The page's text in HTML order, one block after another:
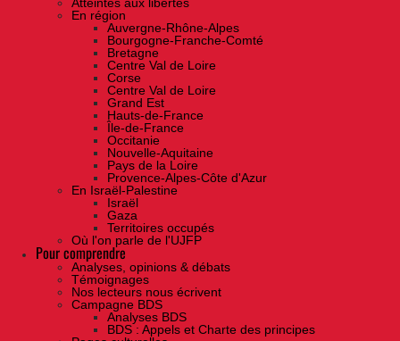
En région
Auvergne-Rhône-Alpes
Bourgogne-Franche-Comté
Bretagne
Centre Val de Loire
Corse
Centre Val de Loire
Grand Est
Hauts-de-France
Île-de-France
Occitanie
Nouvelle-Aquitaine
Pays de la Loire
Provence-Alpes-Côte d'Azur
En Israël-Palestine
Israël
Gaza
Territoires occupés
Où l'on parle de l'UJFP
Pour comprendre
Analyses, opinions & débats
Témoignages
Nos lecteurs nous écrivent
Campagne BDS
Analyses BDS
BDS : Appels et Charte des principes